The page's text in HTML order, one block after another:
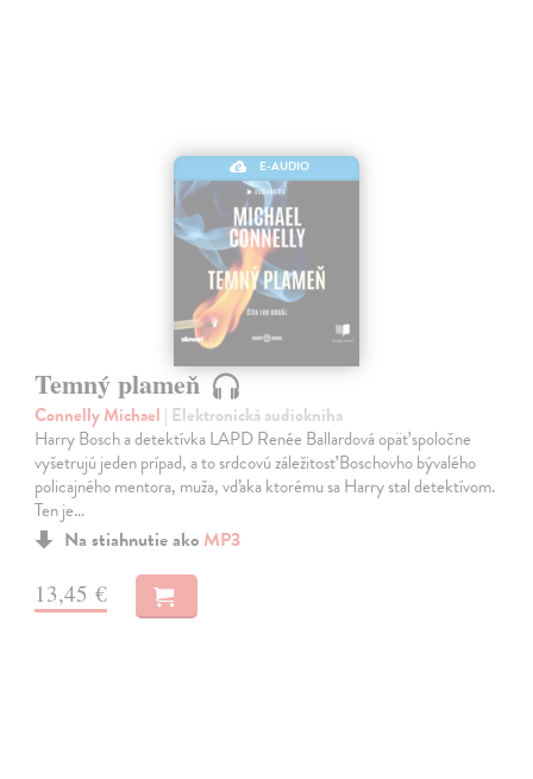
E-AUDIO
Temný plameň
Connelly Michael | Elektronická audiokniha
Harry Bosch a detektívka LAPD Renée Ballardová opäť spoločne
vyšetrujú jeden prípad, a to srdcovú záležitosť Boschovho bývalého
policajného mentora, muža, vďaka ktorému sa Harry stal detektívom.
Ten je…
Na stiahnutie ako MP3
13,45 €